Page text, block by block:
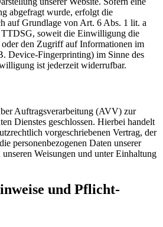
abgefragt wurde, erfolgt die
auf Grundlage von Art. 6 Abs. 1 lit. a
soweit die Einwilligung die
den Zugriff auf Informationen im
Device-Fingerprinting) im Sinne des
ist jederzeit widerrufbar.
Auftragsverarbeitung (AVV) zur
Dienstes geschlossen. Hierbei handelt
vorgeschriebenen Vertrag, der
personenbezogenen Daten unserer
unseren Weisungen und unter Einhaltung
und Pflicht­